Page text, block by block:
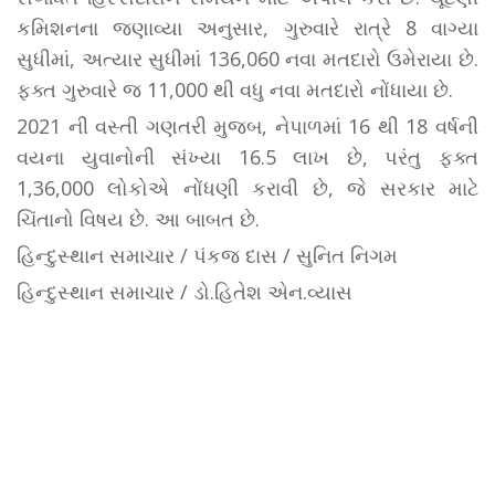
કમિશનના જણાવ્યા અનુસાર, ગુરુવારે રાત્રે 8 વાગ્યા
સુધીમાં, અત્યાર સુધીમાં 136,060 નવા મતદારો ઉમેરાયા છે.
ફક્ત ગુરુવારે જ 11,000 થી વધુ નવા મતદારો નોંધાયા છે.
2021 ની વસ્તી ગણતરી મુજબ, નેપાળમાં 16 થી 18 વર્ષની
વયના યુવાનોની સંખ્યા 16.5 લાખ છે, પરંતુ ફક્ત
1,36,000 લોકોએ નોંધણી કરાવી છે, જે સરકાર માટે
ચિંતાનો વિષય છે. આ બાબત છે.
હિન્દુસ્થાન સમાચાર / પંકજ દાસ / સુનિત નિગમ
હિન્દુસ્થાન સમાચાર / ડો.હિતેશ એન.વ્યાસ